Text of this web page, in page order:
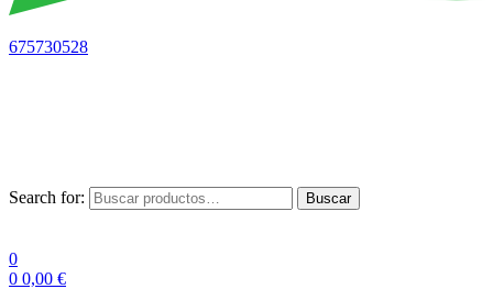
675730528
Search for: Buscar
0
0 0,00 €